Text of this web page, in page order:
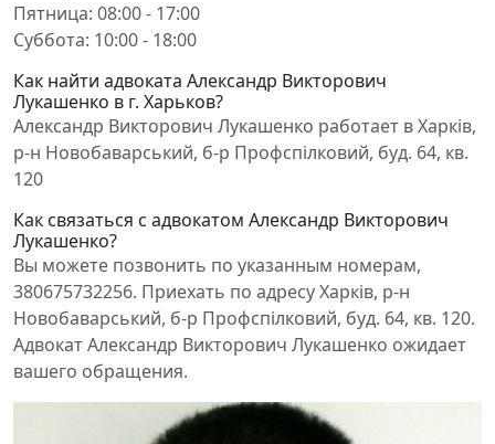
Пятница: 08:00 - 17:00
Суббота: 10:00 - 18:00
Как найти адвоката Александр Викторович
Лукашенко в г. Харьков?
Александр Викторович Лукашенко работает в Харків,
р-н Новобаварський, б-р Профспілковий, буд. 64, кв.
120
Как связаться с адвокатом Александр Викторович
Лукашенко?
Вы можете позвонить по указанным номерам,
380675732256. Приехать по адресу Харків, р-н
Новобаварський, б-р Профспілковий, буд. 64, кв. 120.
Адвокат Александр Викторович Лукашенко ожидает
вашего обращения.